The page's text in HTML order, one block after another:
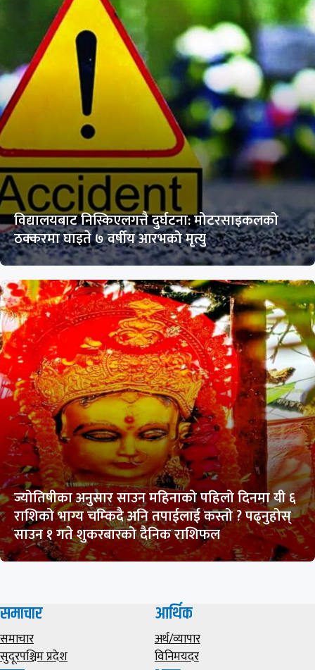
विद्यालयबाट निस्किएलगत्तै दुर्घटना: मोटरसाइकलको
ठक्करमा घाइते ७ वर्षीय आरभको मृत्यु
ज्योतिषीका अनुसार साउन महिनाको पहिलो दिनमा यी ६
राशिको भाग्य चम्किदै अनि तपाईलाई कस्तो ? पढ्नुहोस्
साउन १ गते शुकरबारको दैनिक राशिफल
समाचार
समाचार
सुदूरपश्चिम प्रदेश
आर्थिक
अर्थ/व्यापार
विनिमयदर